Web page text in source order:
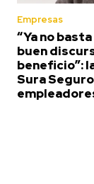
Empresas
“Ya no
buen
beneficio”:
Sura